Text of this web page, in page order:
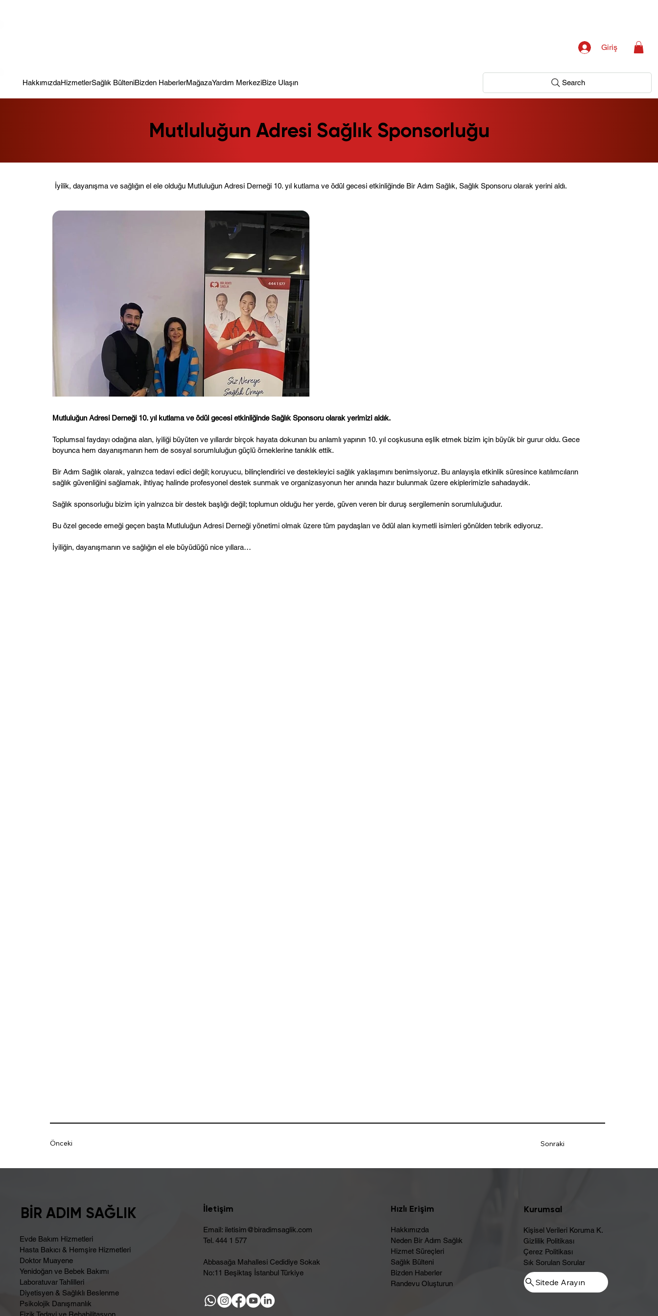
Giriş
HakkımızdaHizmetlerSağlık BülteniBizden HaberlerMağazaYardım MerkeziBize Ulaşın Search
Mutluluğun Adresi Sağlık Sponsorluğu
İyilik, dayanışma ve sağlığın el ele olduğu Mutluluğun Adresi Derneği 10. yıl kutlama ve ödül gecesi etkinliğinde Bir Adım Sağlık, Sağlık Sponsoru olarak yerini aldı.
Mutluluğun Adresi Derneği 10. yıl kutlama ve ödül gecesi etkinliğinde Sağlık Sponsoru olarak yerimizi aldık.
Toplumsal faydayı odağına alan, iyiliği büyüten ve yıllardır birçok hayata dokunan bu anlamlı yapının 10. yıl coşkusuna eşlik etmek bizim için büyük bir gurur oldu. Gece
boyunca hem dayanışmanın hem de sosyal sorumluluğun güçlü örneklerine tanıklık ettik.
Bir Adım Sağlık olarak, yalnızca tedavi edici değil; koruyucu, bilinçlendirici ve destekleyici sağlık yaklaşımını benimsiyoruz. Bu anlayışla etkinlik süresince katılımcıların
sağlık güvenliğini sağlamak, ihtiyaç halinde profesyonel destek sunmak ve organizasyonun her anında hazır bulunmak üzere ekiplerimizle sahadaydık.
Sağlık sponsorluğu bizim için yalnızca bir destek başlığı değil; toplumun olduğu her yerde, güven veren bir duruş sergilemenin sorumluluğudur.
Bu özel gecede emeği geçen başta Mutluluğun Adresi Derneği yönetimi olmak üzere tüm paydaşları ve ödül alan kıymetli isimleri gönülden tebrik ediyoruz.
İyiliğin, dayanışmanın ve sağlığın el ele büyüdüğü nice yıllara…
Önceki Sonraki
BİR ADIM SAĞLIK
Evde Bakım Hizmetleri
Hasta Bakıcı & Hemşire Hizmetleri
Doktor Muayene
Yenidoğan ve Bebek Bakımı
Laboratuvar Tahlilleri
Diyetisyen & Sağlıklı Beslenme
Psikolojik Danışmanlık
İletişim
Email: iletisim@biradimsaglik.com
Tel. 444 1 577
Abbasağa Mahallesi Cedidiye Sokak
No:11 Beşiktaş İstanbul Türkiye
Hızlı Erişim
Hakkımızda
Neden Bir Adım Sağlık
Hizmet Süreçleri
Sağlık Bülteni
Bizden Haberler
Randevu Oluşturun​
Kurumsal
Kişisel Verileri Koruma K.
Gizlilik Politikası
Çerez Politikası
Sık Sorulan Sorular
Sitede Arayın